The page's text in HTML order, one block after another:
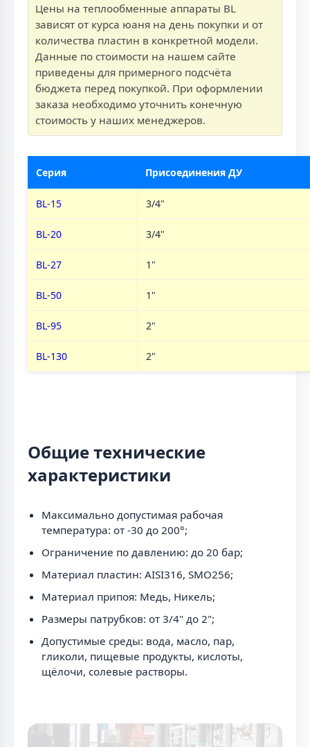
Цены на теплообменные аппараты BL
зависят от курса юаня на день покупки и от
количества пластин в конкретной модели.
Данные по стоимости на нашем сайте
приведены для примерного подсчёта
бюджета перед покупкой. При оформлении
заказа необходимо уточнить конечную
стоимость у наших менеджеров.
Серия Присоединения ДУ
BL-15 3/4"
BL-20 3/4"
BL-27 1"
BL-50 1"
BL-95 2"
BL-130 2"
Общие технические
характеристики
Максимально допустимая рабочая
температура: от -30 до 200°;
Ограничение по давлению: до 20 бар;
Материал пластин: AISI316, SMO256;
Материал припоя: Медь, Никель;
Размеры патрубков: от 3/4" до 2";
Допустимые среды: вода, масло, пар,
гликоли, пищевые продукты, кислоты,
щёлочи, солевые растворы.